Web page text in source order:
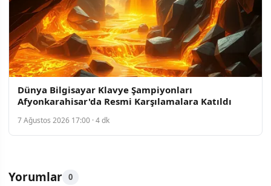
Dünya Bilgisayar Klavye Şampiyonları
Afyonkarahisar'da Resmi Karşılamalara Katıldı
7 Ağustos 2026 17:00 · 4 dk
Yorumlar 0